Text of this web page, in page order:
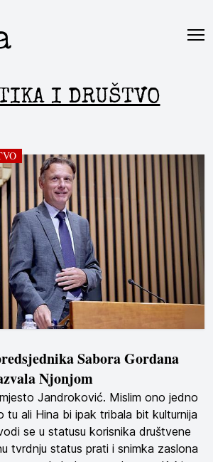
I DRUŠTVO
Sabora Gordana
Njonjom
Jandroković. Mislim ono jedno
tu ali Hina bi ipak tribala bit kulturnija
se u statusu korisnika društvene
tvrdnju status prati i snimka zaslona